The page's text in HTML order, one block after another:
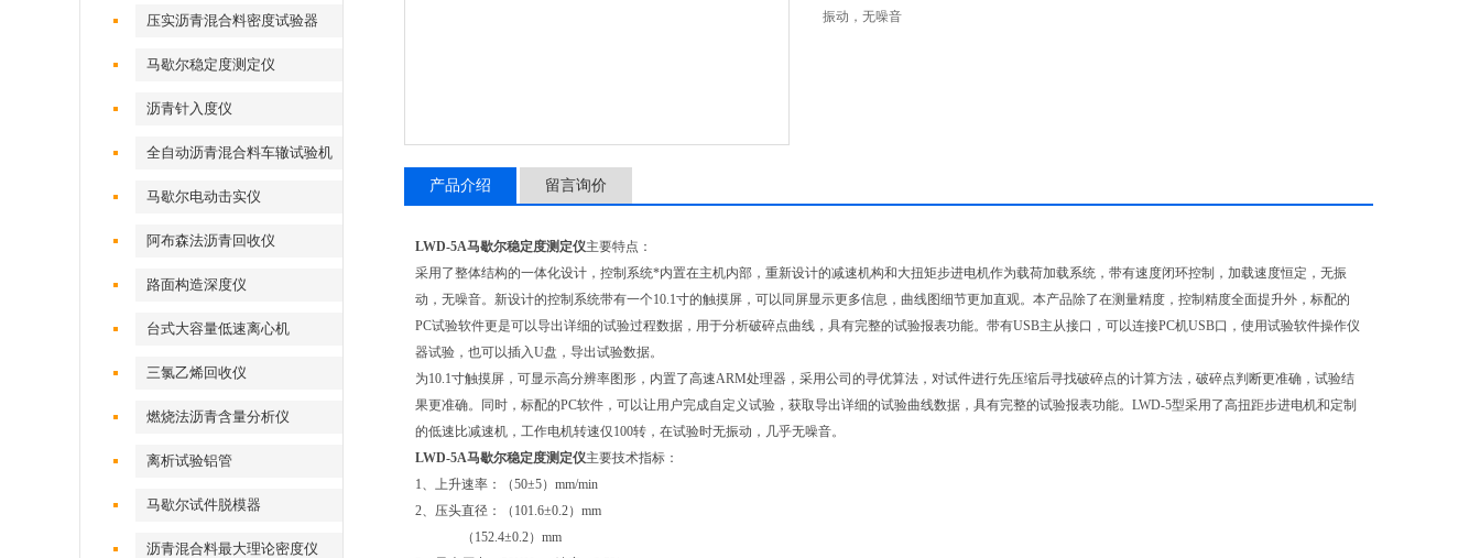
振动，无噪音
产品介绍 留言询价
LWD-5A马歇尔稳定度测定仪主要特点：
采用了整体结构的一体化设计，控制系统*内置在主机内部，重新设计的减速机构和大扭矩步进电机作为载荷加载系统，带有速度闭环控制，加载速度恒定，无振
动，无噪音。新设计的控制系统带有一个10.1寸的触摸屏，可以同屏显示更多信息，曲线图细节更加直观。本产品除了在测量精度，控制精度全面提升外，标配的
PC试验软件更是可以导出详细的试验过程数据，用于分析破碎点曲线，具有完整的试验报表功能。带有USB主从接口，可以连接PC机USB口，使用试验软件操作仪
器试验，也可以插入U盘，导出试验数据。
为10.1寸触摸屏，可显示高分辨率图形，内置了高速ARM处理器，采用公司的寻优算法，对试件进行先压缩后寻找破碎点的计算方法，破碎点判断更准确，试验结
果更准确。同时，标配的PC软件，可以让用户完成自定义试验，获取导出详细的试验曲线数据，具有完整的试验报表功能。LWD-5型采用了高扭距步进电机和定制
的低速比减速机，工作电机转速仅100转，在试验时无振动，几乎无噪音。
LWD-5A马歇尔稳定度测定仪主要技术指标：
1、上升速率：（50±5）mm/min
2、压头直径：（101.6±0.2）mm
（152.4±0.2）mm
压实沥青混合料密度试验器
马歇尔稳定度测定仪
沥青针入度仪
全自动沥青混合料车辙试验机
马歇尔电动击实仪
阿布森法沥青回收仪
路面构造深度仪
台式大容量低速离心机
三氯乙烯回收仪
燃烧法沥青含量分析仪
离析试验铝管
马歇尔试件脱模器
沥青混合料最大理论密度仪